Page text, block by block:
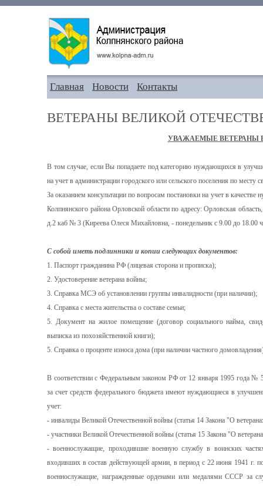
Главная Новости Контакты
ВЕТЕРАНЫ ВЕЛИКОЙ
УВАЖАЕМЫЕ ВЕТЕРАНЫ
В том случае, если Вы попадаете под категорию нуждающихся в
на учет в администрации городского или сельского поселения по месту
За оказанием консультации по вопросам постановки на учет в
Колпнянского района Орловской области по адресу: Орловская
д.2 каб № 3 (Киреева Олеся Михайловна, - понедельник с 9.00 до 18.00
С собой иметь подлинники и копии следующих документов:
1. Паспорт гражданина РФ (лицевая сторона и прописка);
2. Удостоверение ветерана войны;
3. Справка МСЭ об установлении группы инвалидности (при наличии);
4. Справка с места жительства о составе семьи;
5. Документ на жилое помещение (договор социального найма,
выписка из похозяйственной книги);
5. Справка о проценте износа дома (при наличии частного
В соответствии с Федеральным законом РФ от 12 января 1995 года №
за счет средств федерального бюджета имеют нуждающиеся в
учет:
- инвалиды Великой Отечественной войны (статья 14 Закона "О
- участники Великой Отечественной войны (статья 15 Закона "О
- военнослужащие, проходившие военную службу в воинских
входивших в состав действующей армии, в период с 22 июня 1941 г.
военнослужащие, награжденные орденами или медалями СССР за